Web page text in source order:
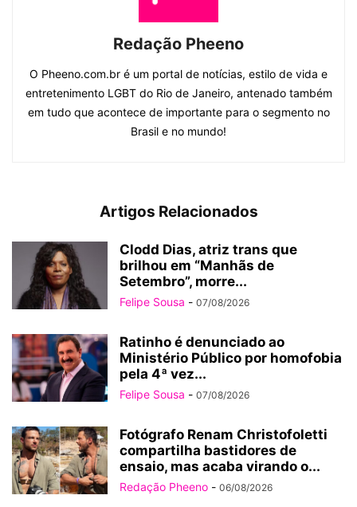
Redação Pheeno
O Pheeno.com.br é um portal de notícias, estilo de vida e
entretenimento LGBT do Rio de Janeiro, antenado também
em tudo que acontece de importante para o segmento no
Brasil e no mundo!
Artigos Relacionados
Clodd Dias, atriz trans que
brilhou em “Manhãs de
Setembro”, morre...
Felipe Sousa - 07/08/2026
Ratinho é denunciado ao
Ministério Público por homofobia
pela 4ª vez...
Felipe Sousa - 07/08/2026
Fotógrafo Renam Christofoletti
compartilha bastidores de
ensaio, mas acaba virando o...
Redação Pheeno - 06/08/2026